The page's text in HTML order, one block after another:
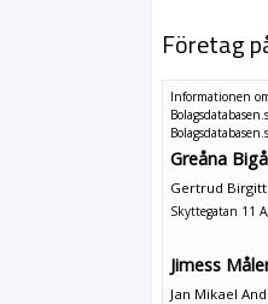
Företag
Informationen
Greåna
Gertrud
Skyttegatan 11
Jimess
Jan Mikael